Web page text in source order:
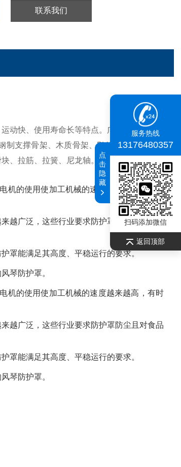
联系我们
动快、使用寿命长等特点。广泛应用于普通
制支撑骨架、木质骨架、PVC骨架、冷板骨
、拉筋、拉簧、尼龙轴。
机的使用使加工机械的速度越来越高，有时
越广泛，这些行业要求防护罩防尘且对食品
罩能满足其高度、平稳运行的要求。
琴防护罩。
机的使用使加工机械的速度越来越高，有时
越广泛，这些行业要求防护罩防尘且对食品
罩能满足其高度、平稳运行的要求。
琴防护罩。
服务热线
13176480357
扫码添加微信
返回顶部
点
击
隐
藏